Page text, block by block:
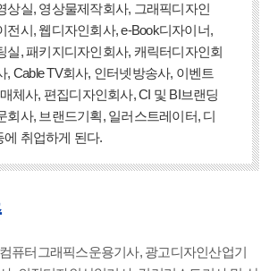
상실, 영상물제작회사, 그래픽디자인
전시, 웹디자인회사, e-Book디자이너,
실, 패키지디자인회사, 캐릭터디자인회
, Cable TV회사, 인터넷방송사, 이벤트
체사, 편집디자인회사, CI 및 BI브랜딩
회사, 브랜드기획, 일러스트레이터, 디
취업하게 된다.
퓨터그래픽스운용기사, 광고디자인산업기